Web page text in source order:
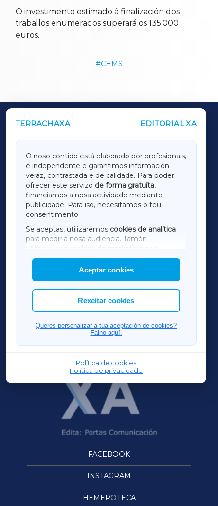
O investimento estimado á finalización dos
traballos enumerados superará os 135.000
euros.
CHMS
TERRACHAXA EDITORIAL XA
O noso contido está elaborado por profesionais,
é independente e garantimos información
veraz, contrastada e de calidade. Para poder
ofrecer este servizo de forma gratuíta,
financiamos a nosa actividade mediante
publicidade. Para iso, necesitamos o teu
consentimento.
Se aceptas, utilizaremos cookies de analítica
para medir a nosa audiencia. Tamén
utilizaremos
cookies de marketing
mostrar publicidade de terceiros.
Así mesmo, podes personalizar a elección das
cookies que desexas permitir.
Aceptar cookies
Rexeitar cookies
Queres personalizar a túa aceptación de cookies?
Faino aquí.
Política de cookies
Política de privacidade
OUTROS PERIÓDICOS
LUGOXA
TERRACHAXA
AMARIÑAXA
RIBEIRASACRAXA
ACORUÑAXA
FERROLXA
OURENSEXA
FACEBOOK
INSTAGRAM
HEMEROTECA